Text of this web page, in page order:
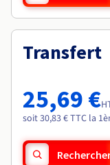
Transfert
25,69 €
soit 30,83 € TTC la